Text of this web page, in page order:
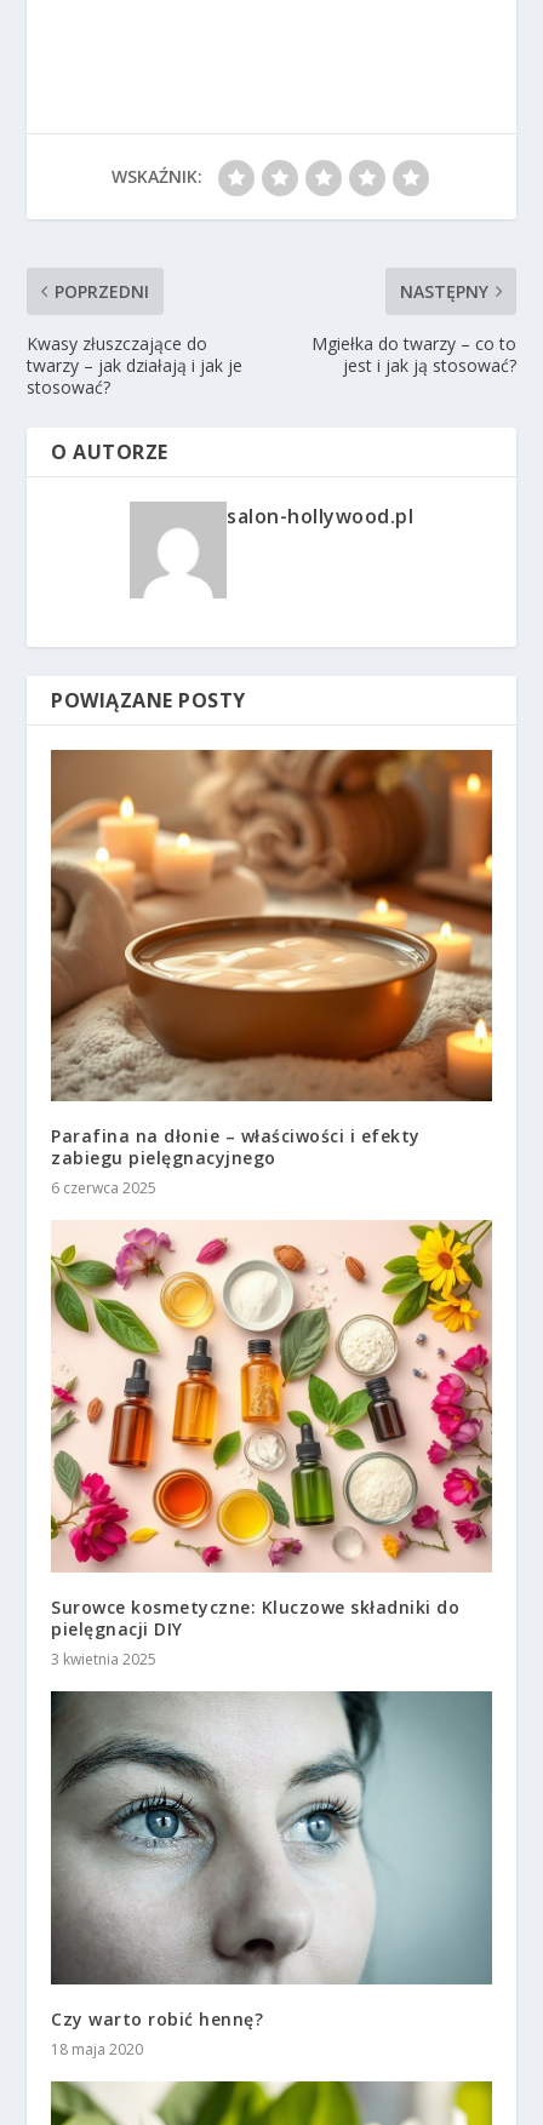
WSKAŹNIK:
POPRZEDNI
Kwasy złuszczające do
twarzy – jak działają i jak je
stosować?
NASTĘPNY
Mgiełka do twarzy – co to
jest i jak ją stosować?
O AUTORZE
salon-hollywood.pl
POWIĄZANE POSTY
Parafina na dłonie – właściwości i efekty
zabiegu pielęgnacyjnego
6 czerwca 2025
Surowce kosmetyczne: Kluczowe składniki do
pielęgnacji DIY
3 kwietnia 2025
Czy warto robić hennę?
18 maja 2020